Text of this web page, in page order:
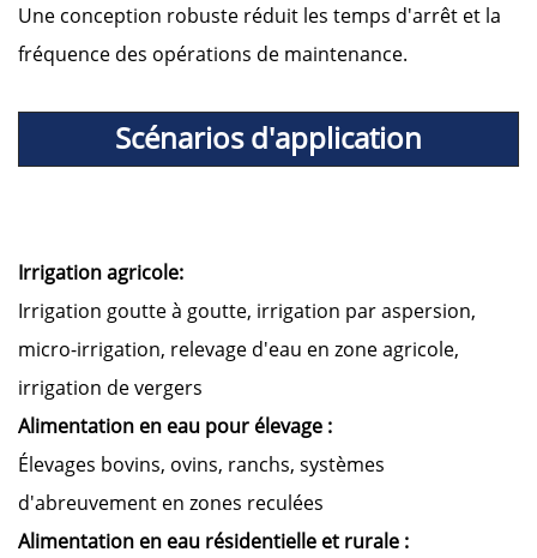
Une conception robuste réduit les temps d'arrêt et la
fréquence des opérations de maintenance.
Scénarios d'application
Irrigation agricole:
Irrigation goutte à goutte, irrigation par aspersion,
micro-irrigation, relevage d'eau en zone agricole,
irrigation de vergers
Alimentation en eau pour élevage :
Élevages bovins, ovins, ranchs, systèmes
d'abreuvement en zones reculées
Alimentation en eau résidentielle et rurale :